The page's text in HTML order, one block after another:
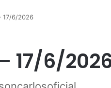
17/6/2026
17/6/